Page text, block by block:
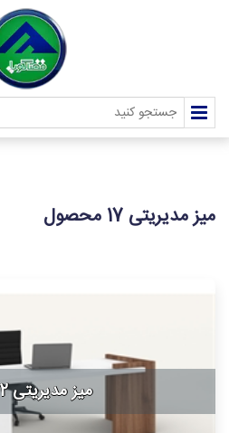
میز مدیریتی 17 محصول
میز مدیریتی DM112